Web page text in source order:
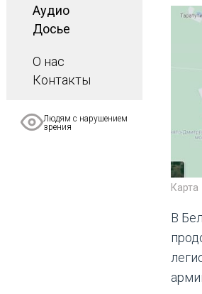
Аудио
Досье
О нас
Контакты
Людям с нарушением
зрения
Карта
В